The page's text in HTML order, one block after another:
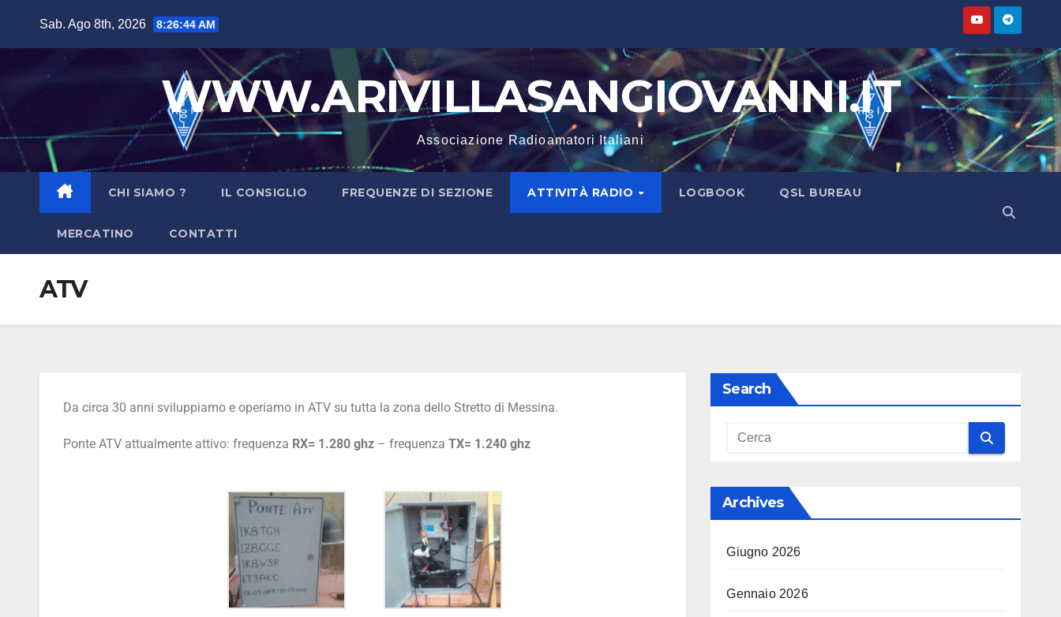
Sab. Ago 8th, 2026 8:26:46 AM
WWW.ARIVILLASANGIOVANNI.IT
Associazione Radioamatori Italiani
CHI SIAMO ? IL CONSIGLIO FREQUENZE DI SEZIONE ATTIVITÀ RADIO LOGBOOK QSL BUREAU
MERCATINO CONTATTI
ATV
Da circa 30 anni sviluppiamo e operiamo in ATV su tutta la zona dello Stretto di Messina.
Ponte ATV attualmente attivo: frequenza RX= 1.280 ghz – frequenza TX= 1.240 ghz
Search
Archives
Giugno 2026
Gennaio 2026